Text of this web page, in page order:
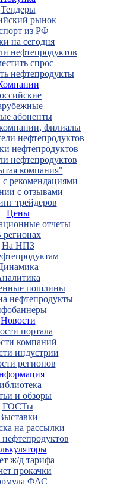
Тендеры
рынок
из РФ
на сегодня
нефтепродуктов
спрос
нефтепродукты
абоненты
филиалы
нефтепродуктов
нефтепродуктов
нефтепродуктов
компания"
рекомендациями
с отзывами
трейдеров
Цены
отчеты
регионах
На НПЗ
пошлины
нефтепродукты
Новости
портала
компаний
индустрии
регионов
и обзоры
ГОСТы
на рассылки
нефтепродуктов
ж/д тарифа
прокачки
ФАС